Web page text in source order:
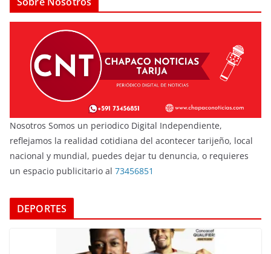
Nosotros Somos un periodico Digital Independiente,
reflejamos la realidad cotidiana del acontecer tarijeño, local
nacional y mundial, puedes dejar tu denuncia, o requieres
un espacio publicitario al 73456851
DEPORTES